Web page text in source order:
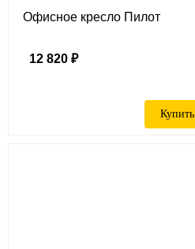
Офисное кресло Пилот
12 820 ₽
Купить